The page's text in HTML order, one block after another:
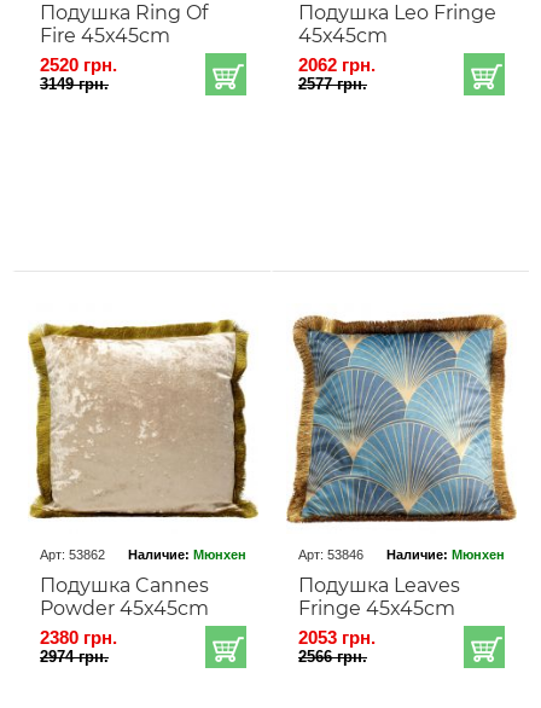
Подушка Ring Of
Fire 45x45cm
2520 грн.
3149 грн.
Подушка Leo Fringe
45x45cm
2062 грн.
2577 грн.
Арт: 53862 Наличие: Мюнхен
Подушка Cannes
Powder 45x45cm
2380 грн.
2974 грн.
Арт: 53846 Наличие: Мюнхен
Подушка Leaves
Fringe 45x45cm
2053 грн.
2566 грн.